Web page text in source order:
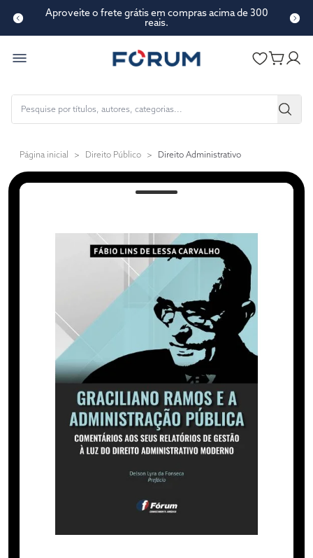
Aproveite o frete grátis em compras acima de 300
reais.
Página inicial > Direito Público > Direito Administrativo